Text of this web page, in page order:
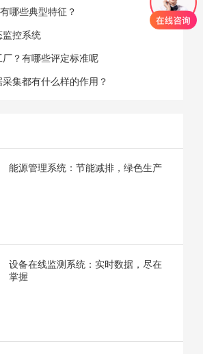
哪些典型特征？
监控系统
？有哪些评定标准呢
集都有什么样的作用？
能源管理系统：节能减排，绿色生产
设备在线监测系统：实时数据，尽在
掌握